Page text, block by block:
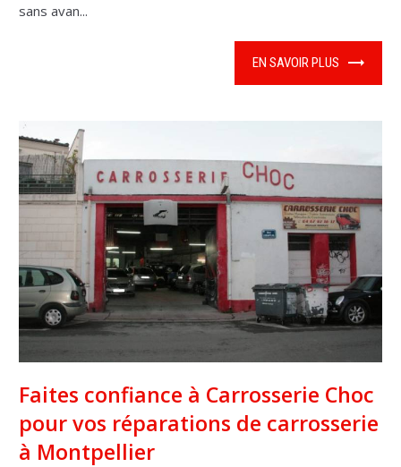
sans avan...
EN SAVOIR PLUS
Faites confiance à Carrosserie Choc
pour vos réparations de carrosserie
à Montpellier